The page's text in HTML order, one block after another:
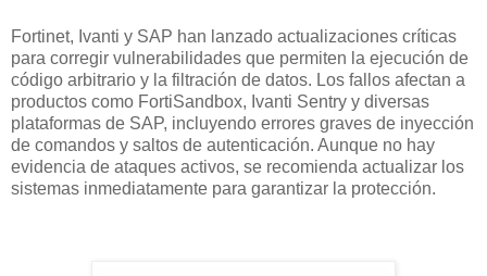
Fortinet, Ivanti y SAP han lanzado actualizaciones críticas
para corregir vulnerabilidades que permiten la ejecución de
código arbitrario y la filtración de datos. Los fallos afectan a
productos como FortiSandbox, Ivanti Sentry y diversas
plataformas de SAP, incluyendo errores graves de inyección
de comandos y saltos de autenticación. Aunque no hay
evidencia de ataques activos, se recomienda actualizar los
sistemas inmediatamente para garantizar la protección.